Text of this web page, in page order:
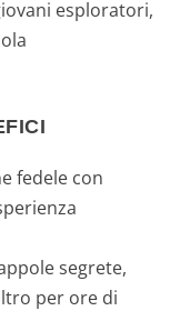
esploratori,
fedele con
segrete,
per ore di